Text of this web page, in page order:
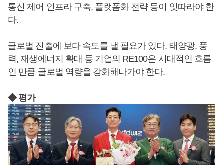
통신 제어 인프라 구축, 플랫폼화 전략 등이 잇따라야 한
다.
글로벌 진출에 보다 속도를 낼 필요가 있다. 태양광, 풍
력, 재생에너지 확대 등 기업의 RE100은 시대적인 흐름
인 만큼 글로벌 역량을 강화해나가야 한다.
◆ 평가